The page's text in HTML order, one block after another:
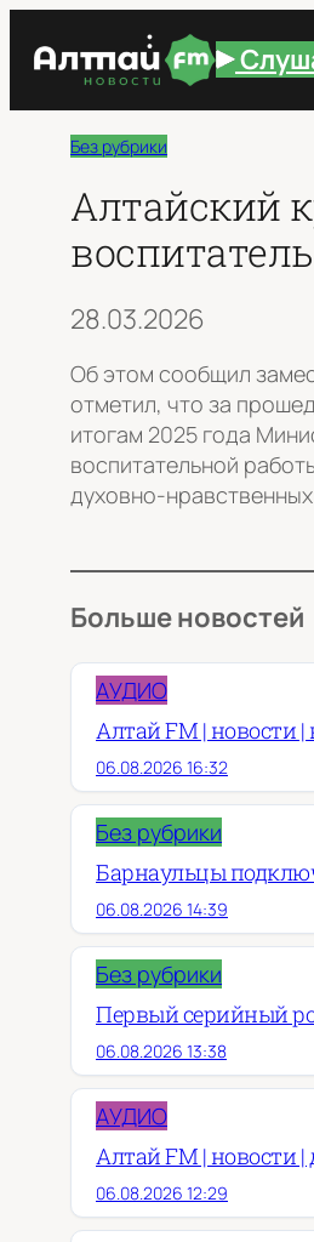
Без рубрики
Алтайский
28.03.2026
Об этом сообщил
отметил, что за
итогам 2025 года
воспитательной
духовно-
Больше новостей
АУДИО
Алтай FM | новости |
06.08.2026 16:32
Без рубрики
Барнаульцы
06.08.2026 14:39
Без рубрики
Первый серийный
06.08.2026 13:38
АУДИО
Алтай FM | новости |
06.08.2026 12:29